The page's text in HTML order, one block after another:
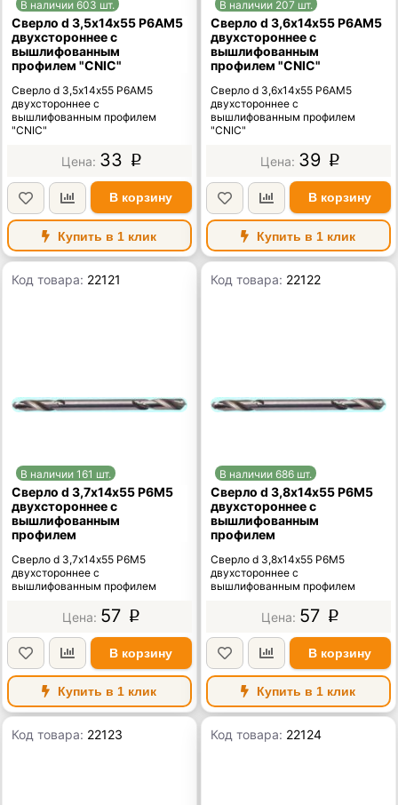
В наличии 603 шт.
Сверло d 3,5х14х55 Р6АМ5
двухстороннее с
вышлифованным
профилем "CNIC"
Сверло d 3,5х14х55 Р6АМ5
двухстороннее с
вышлифованным профилем
"CNIC"
33 p
В корзину
Купить в 1 клик
В наличии 207 шт.
Сверло d 3,6х14х55 Р6АМ5
двухстороннее с
вышлифованным
профилем "CNIC"
Сверло d 3,6х14х55 Р6АМ5
двухстороннее с
вышлифованным профилем
"CNIC"
39 p
В корзину
Купить в 1 клик
Код товара: 22121
В наличии 161 шт.
Сверло d 3,7х14х55 Р6М5
двухстороннее с
вышлифованным
профилем
Сверло d 3,7х14х55 Р6М5
двухстороннее с
вышлифованным профилем
57 p
В корзину
Купить в 1 клик
Код товара: 22122
В наличии 686 шт.
Сверло d 3,8х14х55 Р6М5
двухстороннее с
вышлифованным
профилем
Сверло d 3,8х14х55 Р6М5
двухстороннее с
вышлифованным профилем
57 p
В корзину
Купить в 1 клик
Код товара: 22123 Код товара: 22124